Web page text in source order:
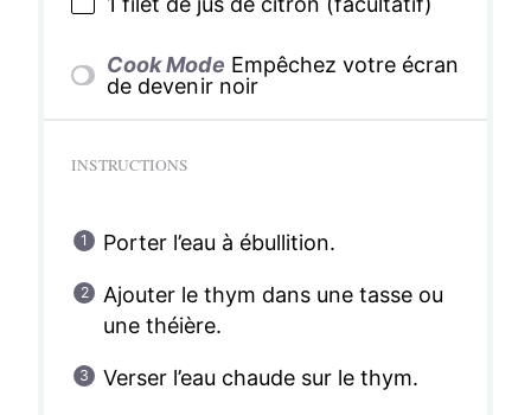
Cook Mode Empêchez votre écran
de devenir noir
INSTRUCTIONS
Porter l’eau à ébullition.
Ajouter le thym dans une tasse ou
une théière.
Verser l’eau chaude sur le thym.